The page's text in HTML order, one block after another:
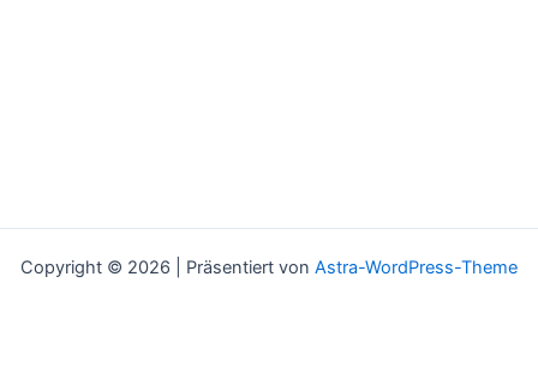
Copyright © 2026 | Präsentiert von Astra-WordPress-Theme